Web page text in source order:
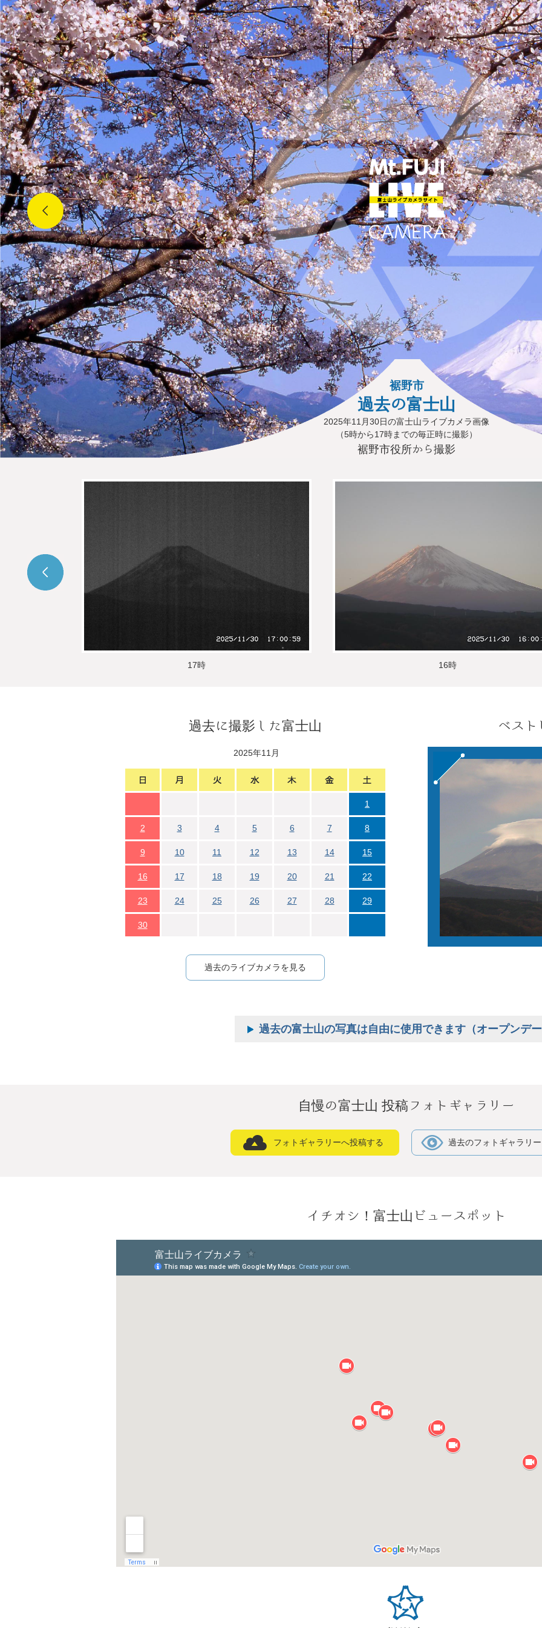
裾野市
過去の富士山
2025年11月30日の富士山ライブカメラ画像
（5時から17時までの毎正時に撮影）
裾野市役所から撮影
17時 16時
過去に撮影した富士山
2025年11月
1
2 3 4 5 6 7 8
9 10 11 12 13 14 15
16 17 18 19 20 21 22
23 24 25 26 27 28 29
30
過去のライブカメラを見る
ベスト
過去の富士山の写真は自由に使用できます（オープンデ
自慢の富士山 投稿フォトギャラリー
フォトギャラリーへ投稿する 過去のフォトギャラリ
イチオシ！富士山ビュースポット